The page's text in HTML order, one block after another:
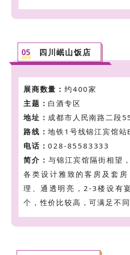
05 四川岷山饭店
展商数量： 约400家
主题： 白酒专区
地址： 成都市人民南路二段
路线：地铁1号线锦江宾馆
电话：028-85583333
简介：与锦江宾馆隔街相望
各类设计雅致的客房及套
理、通透明亮 ，2-3楼设有
个，性价比较高，可满足不